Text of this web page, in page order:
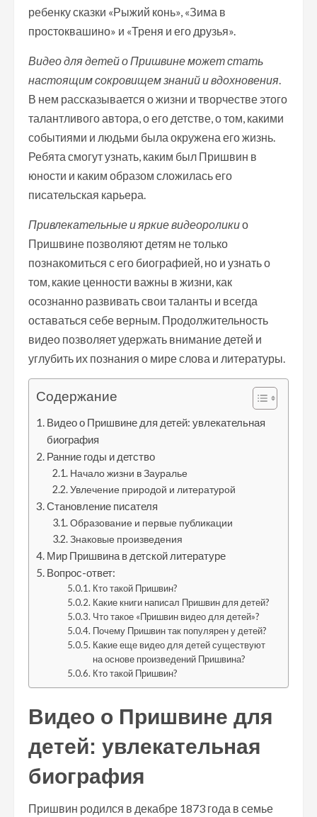
ребенку сказки «Рыжий конь», «Зима в
простоквашино» и «Треня и его друзья».
Видео для детей о Пришвине может стать
настоящим сокровищем знаний и вдохновения.
В нем рассказывается о жизни и творчестве этого
талантливого автора, о его детстве, о том, какими
событиями и людьми была окружена его жизнь.
Ребята смогут узнать, каким был Пришвин в
юности и каким образом сложилась его
писательская карьера.
Привлекательные и яркие видеороликио
Пришвине позволяют детям не только
познакомиться с его биографией, но и узнать о
том, какие ценности важны в жизни, как
осознанно развивать свои таланты и всегда
оставаться себе верным. Продолжительность
видео позволяет удержать внимание детей и
углубить их познания о мире слова и литературы.
Содержание
Видео о Пришвине для детей: увлекательная
биография
Ранние годы и детство
Начало жизни в Зауралье
Увлечение природой и литературой
Становление писателя
Образование и первые публикации
Знаковые произведения
Мир Пришвина в детской литературе
Вопрос-ответ:
Кто такой Пришвин?
Какие книги написал Пришвин для детей?
Что такое «Пришвин видео для детей»?
Почему Пришвин так популярен у детей?
Какие еще видео для детей существуют
на основе произведений Пришвина?
Кто такой Пришвин?
Видео о Пришвине для
детей: увлекательная
биография
Пришвин родился в декабре 1873 года в семье